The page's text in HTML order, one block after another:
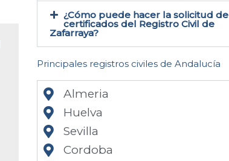
¿Cómo puede hacer la solicitud de
certificados del Registro Civil de
Zafarraya​?
Principales registros civiles de Andalucía
Almeria
Huelva
Sevilla
Cordoba